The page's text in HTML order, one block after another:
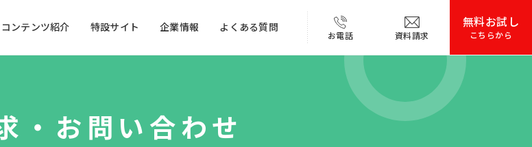
お電話
お電話はこちらから
資料請求
無料お試し
こちらから
コンテンツ紹介 特設サイト 企業情報 よくある質問
キッズ向け施設
うた・ダンス・知育
自治体民間施設
・お問い合わせ